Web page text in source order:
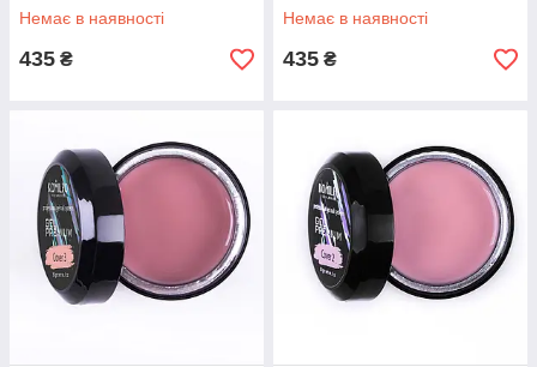
Немає в наявності
435 ₴
Немає в наявності
435 ₴